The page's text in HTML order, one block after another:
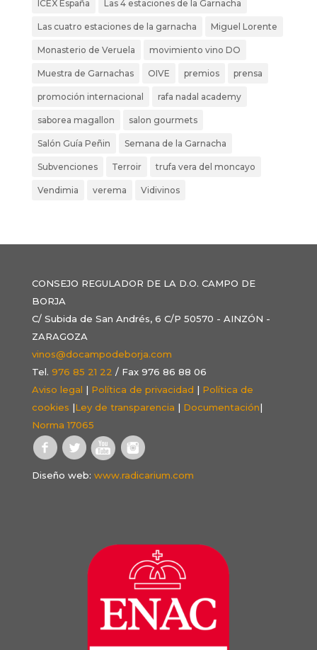
ICEX España Las 4 estaciones de la Garnacha
Las cuatro estaciones de la garnacha Miguel Lorente
Monasterio de Veruela movimiento vino DO
Muestra de Garnachas OIVE premios prensa
promoción internacional rafa nadal academy
saborea magallon salon gourmets
Salón Guía Peñin Semana de la Garnacha
Subvenciones Terroir trufa vera del moncayo
Vendimia verema Vidivinos
CONSEJO REGULADOR DE LA D.O. CAMPO DE
BORJA
C/ Subida de San Andrés, 6 C/P 50570 - AINZÓN -
ZARAGOZA
vinos@docampodeborja.com
Tel. 976 85 21 22 / Fax 976 86 88 06
Aviso legal | Política de privacidad | Política de
cookies |Ley de transparencia | Documentación|
Norma 17065
Diseño web: www.radicarium.com